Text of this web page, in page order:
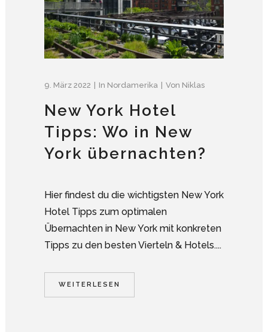
9. März 2022 In Nordamerika Von Niklas
New York Hotel
Tipps: Wo in New
York übernachten?
Hier findest du die wichtigsten New York
Hotel Tipps zum optimalen
Übernachten in New York mit konkreten
Tipps zu den besten Vierteln & Hotels....
WEITERLESEN